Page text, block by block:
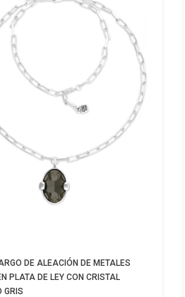
DE ALEACIÓN DE METALES
PLATA DE LEY CON CRISTAL
GRIS